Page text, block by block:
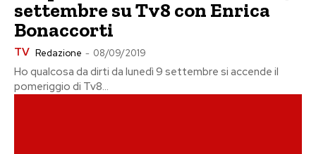
settembre su Tv8 con Enrica
Bonaccorti
TV Redazione - 08/09/2019
Ho qualcosa da dirti da lunedì 9 settembre si accende il
pomeriggio di Tv8...